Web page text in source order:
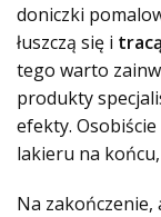
doniczki
łuszczą się i
tego warto
produkty
efekty.
lakieru na
Na